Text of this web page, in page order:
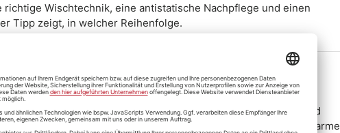
Wischtechnik, eine antistatische Nachpflege und einen
Tipp zeigt, in welcher Reihenfolge.
inerten Staubpartikel
kleine, biologisch hochaktive Kapseln, die Enzyme, Proteine und
Anders als trockener Hausstaub reagieren sie auf das feuchtwarme